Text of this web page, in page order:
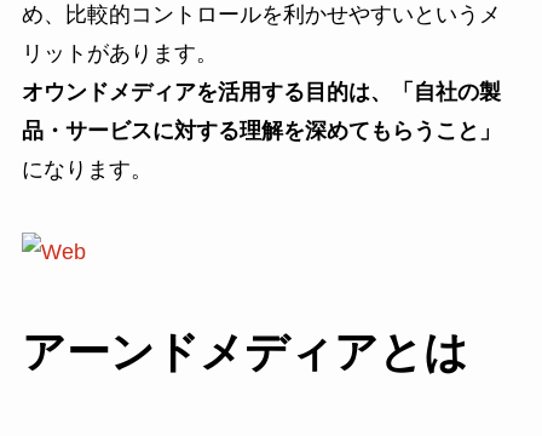
め、比較的コントロールを利かせやすいというメ
リットがあります。
オウンドメディアを活用する目的は、「自社の製
品・サービスに対する理解を深めてもらうこと」
になります。
アーンドメディアとは